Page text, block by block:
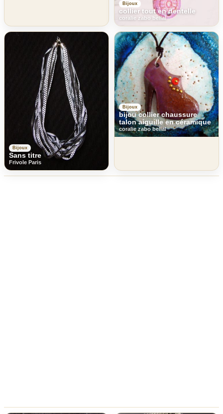
Bijoux
collier tout en dentelle
coralie zabo bellal
Bijoux
Sans titre
Frivole Paris
Bijoux
bijou collier chaussure
talon aiguille en céramique
coralie zabo bellal